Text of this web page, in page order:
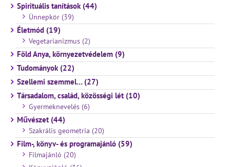
Spirituális tanítások (44)
Ünnepkör (39)
Életmód (19)
Vegetarianizmus (2)
Föld Anya, környezetvédelem (9)
Tudományok (22)
Szellemi szemmel… (27)
Társadalom, család, közösségi lét (10)
Gyermeknevelés (6)
Művészet (44)
Szakrális geometria (20)
Film-, könyv- és programajánló (59)
Filmajánló (20)